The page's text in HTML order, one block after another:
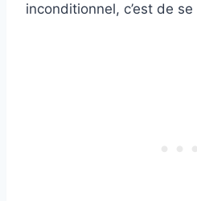
inconditionnel, c’est de